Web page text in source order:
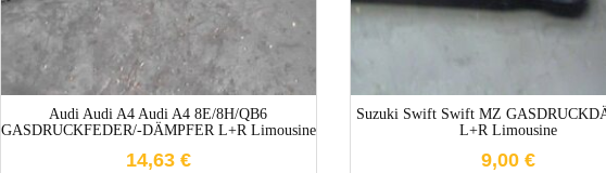
Audi Audi A4 Audi A4 8E/8H/QB6
GASDRUCKFEDER/-DÄMPFER L+R Limousine
14,63 €
Suzuki Swift Swift MZ
L+R Limousine
9,00 €